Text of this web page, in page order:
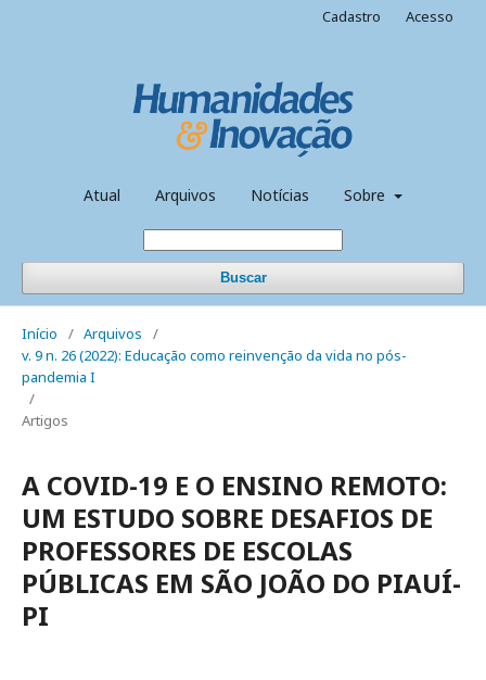
Atual Arquivos Notícias Sobre
Buscar
Cadastro Acesso
Início / Arquivos
/
v. 9 n. 26 (2022): Educação como reinvenção da vida no pós-
pandemia I
/
Artigos
A COVID-19 E O ENSINO REMOTO:
UM ESTUDO SOBRE DESAFIOS DE
PROFESSORES DE ESCOLAS
PÚBLICAS EM SÃO JOÃO DO PIAUÍ-
PI